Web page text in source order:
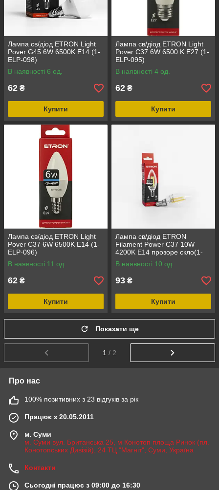
Лампа св/діод ETRON Light
Pover G45 6W 6500K E14 (1-
ELP-098)
В наявності 6 од.
62 ₴
Купити
Лампа св/діод ETRON Light
Pover C37 6W 6500 K E27 (1-
ELP-095)
В наявності 4 од.
62 ₴
Купити
Лампа св/діод ETRON Light
Pover C37 6W 6500K E14 (1-
ELP-096)
В наявності 11 од.
62 ₴
Купити
Лампа св/діод ETRON
Filament Power C37 10W
4200K E14 прозоре скло(1-
EFP-118)
В наявності 10 од.
93 ₴
Купити
Показати ще
1 / 2
Про нас
100% позитивних з 23 відгуків за рік
Працює з 20.05.2011
м. Суми
м. Суми вул. Британська 25, м Конотоп площа Ринок (пл.
Конотопських Дивізій), 24 ТЦ "Магніт", Суми, Україна
Контакти
Сьогодні працює з 09:00 до 16:30